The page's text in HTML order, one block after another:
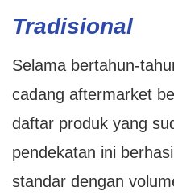
Tradisional
Selama bertahun-
cadang aftermarket
daftar produk yang
pendekatan ini
standar dengan